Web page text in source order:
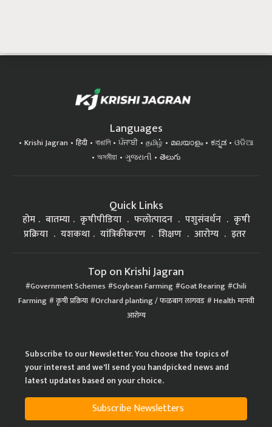
Languages
Krishi Jagran हिंदी বাঙালি ਪੰਜਾਬੀ தமிழ் മലയാളം ಕನ್ನಡ
ଓଡିଆ
অসমীয়া
ગુજરાતી తెలుగు
Quick Links
होम बातम्या कृषीपीडिया फलोत्पादन पशुसंवर्धन
कृषी
प्रक्रिया
यशकथा यांत्रिकीकरण शिक्षण आरोग्य इतर
Top on Krishi Jagran
Government Schemes Soybean Farming Goat Rearing Chili
Farming कृषी प्रक्रिया Orchard planting / फळबाग लागवड Health मानवी
आरोग्य
Subscribe to our Newsletter. You choose the topics of
your interest and we'll send you handpicked news and
latest updates based on your choice.
Subscribe Newsletters